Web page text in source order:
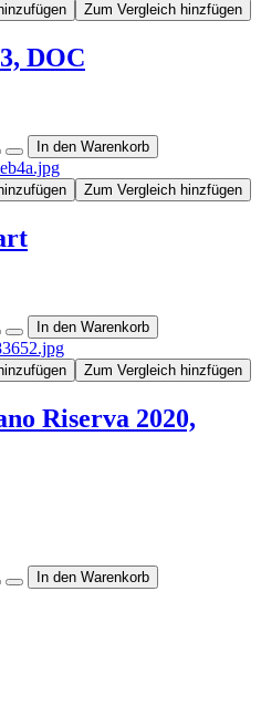
Zum Vergleich hinzfügen
DOC
Zum Vergleich hinzfügen
Zum Vergleich hinzfügen
Riserva 2020,